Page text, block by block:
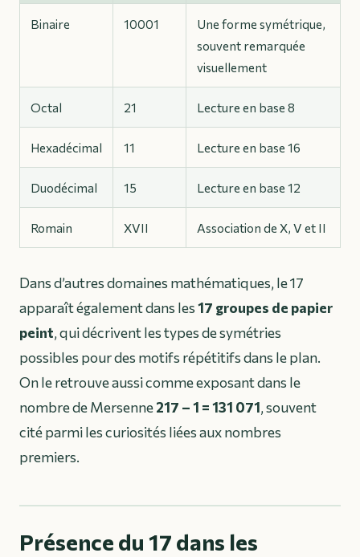
Binaire 10001
Une forme symétrique,
souvent remarquée
visuellement
Octal 21 Lecture en base 8
Hexadécimal 11 Lecture en base 16
Duodécimal 15 Lecture en base 12
Romain XVII Association de X, V et II
Dans d’autres domaines mathématiques, le 17
apparaît également dans les17 groupes de papier
peint, qui décrivent les types de symétries
possibles pour des motifs répétitifs dans le plan.
On le retrouve aussi comme exposant dans le
nombre de Mersenne217 – 1 = 131 071, souvent
cité parmi les curiosités liées aux nombres
premiers.
Présence du 17 dans les